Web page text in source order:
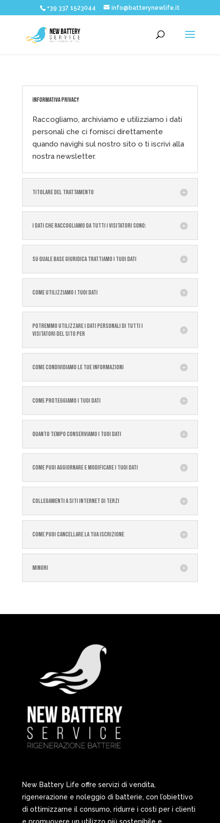
+39 337 1523044 info@batterynewlife.it
INFORMATIVA PRIVACY
Raccogliamo, archiviamo e utilizziamo i dati
personali che ci fornisci direttamente
quando navighi sul nostro sito o ti iscrivi alla
nostra newsletter.
TITOLARE DEL TRATTAMENTO
I DATI CHE RACCOGLIAMO DA TUTTI I VISITATORI SONO:
SU QUALE BASE GIURIDICA TRATTIAMO I TUOI DATI
COME UTILIZZIAMO I TUOI DATI
POTREMMO UTILIZZARE I DATI PERSONALI DI TUTTI I
VISITATORI DEL SITO PER
COME CONDIVIDIAMO LE TUE INFORMAZIONI
COME PROTEGGIAMO I TUOI DATI
QUANTO TEMPO CONSERVIAMO I TUOI DATI
COME PUOI AGGIORNARE E MODIFICARE I TUOI DATI
COLLEGAMENTI A SITI INTERNET DI TERZI
COME PUOI CANCELLARE LA TUA ISCRIZIONE
MINORI
New Battery Life offre servizi di vendita,
rigenerazione e noleggio di batterie, con l’obiettivo
di ottimizzarne il consumo, ridurre i costi per i clienti